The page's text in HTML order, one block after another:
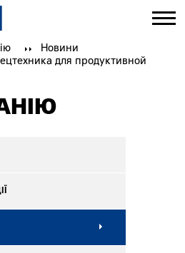
Новини
для продуктивной